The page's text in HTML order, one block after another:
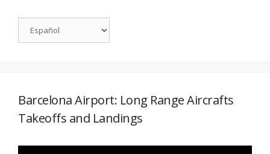
Barcelona Airport: Long Range Aircrafts
Takeoffs and Landings